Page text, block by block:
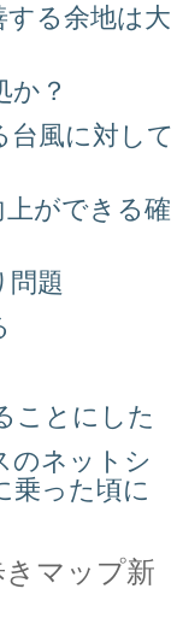
する余地は大
か？
台風に対して
ができる確
問題
ことにした
のネットシ
乗った頃に
マップ新